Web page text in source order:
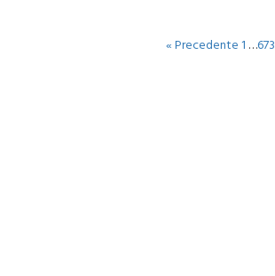
« Precedente 1…673